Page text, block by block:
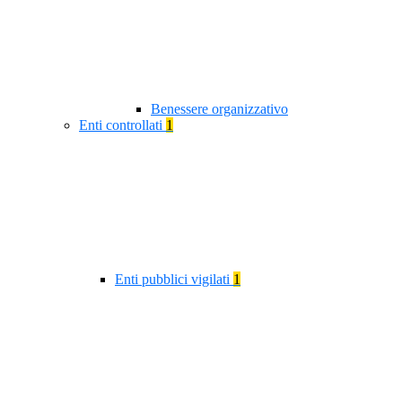
Benessere organizzativo
Enti controllati 1
Enti pubblici vigilati 1